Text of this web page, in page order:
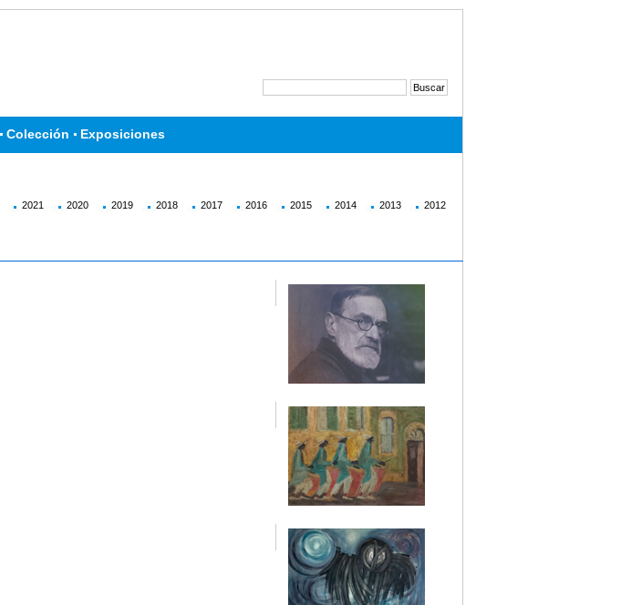
Colección Exposiciones
2021 2020 2019 2018 2017 2016 2015 2014 2013 2012